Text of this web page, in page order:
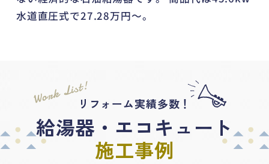
水道直圧式で27.28万円～。
Work List!リフォーム実績多数！
給湯器・エコキュート
施工事例